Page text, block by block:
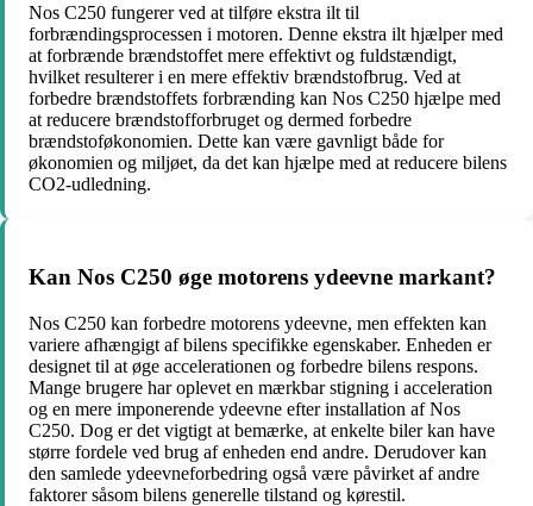
Nos C250 fungerer ved at tilføre ekstra ilt til
forbrændingsprocessen i motoren. Denne ekstra ilt hjælper med
at forbrænde brændstoffet mere effektivt og fuldstændigt,
hvilket resulterer i en mere effektiv brændstofbrug. Ved at
forbedre brændstoffets forbrænding kan Nos C250 hjælpe med
at reducere brændstofforbruget og dermed forbedre
brændstoføkonomien. Dette kan være gavnligt både for
økonomien og miljøet, da det kan hjælpe med at reducere bilens
CO2-udledning.
Kan Nos C250 øge motorens ydeevne markant?
Nos C250 kan forbedre motorens ydeevne, men effekten kan
variere afhængigt af bilens specifikke egenskaber. Enheden er
designet til at øge accelerationen og forbedre bilens respons.
Mange brugere har oplevet en mærkbar stigning i acceleration
og en mere imponerende ydeevne efter installation af Nos
C250. Dog er det vigtigt at bemærke, at enkelte biler kan have
større fordele ved brug af enheden end andre. Derudover kan
den samlede ydeevneforbedring også være påvirket af andre
faktorer såsom bilens generelle tilstand og kørestil.